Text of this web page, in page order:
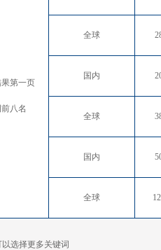
第一页
八名
全球
国内
全球
国内
全球
选择更多关键词